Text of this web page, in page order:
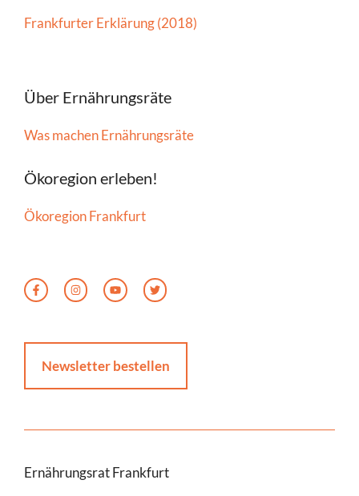
Frankfurter Erklärung (2018)
Über Ernährungsräte
Was machen Ernährungsräte
Ökoregion erleben!
Ökoregion Frankfurt
Newsletter bestellen
Ernährungsrat Frankfurt